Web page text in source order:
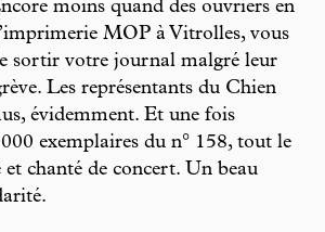
moins quand des ouvriers en
MOP à Vitrolles, vous
sortir votre journal malgré leur
Les représentants du Chien
évidemment. Et une fois
exemplaires du n° 158, tout le
chanté de concert. Un beau